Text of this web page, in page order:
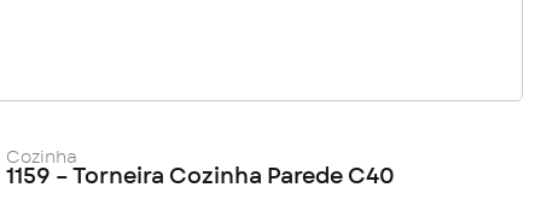
Cozinha
1159 – Torneira Cozinha Parede C40